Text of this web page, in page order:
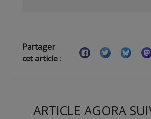
Partager
cet article :
ARTICLE AGORA